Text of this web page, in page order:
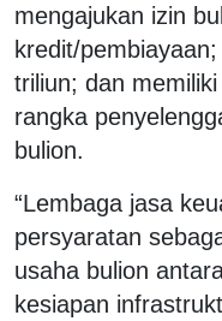
mengajukan izin
kredit/
triliun; dan
rangka
bulion.
“Lembaga jasa
persyaratan
usaha bulion
kesiapan